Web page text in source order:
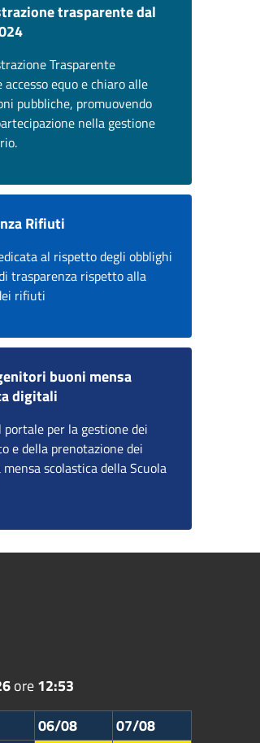
trasparente dal
Trasparente
accesso equo e chiaro alle
pubbliche, promuovendo
nella gestione
Rifiuti
al rispetto degli obblighi
trasparenza rispetto alla
rifiuti
buoni mensa
digitali
portale per la gestione dei
e della prenotazione dei
scolastica della Scuola
ore12:53
06/08
07/08